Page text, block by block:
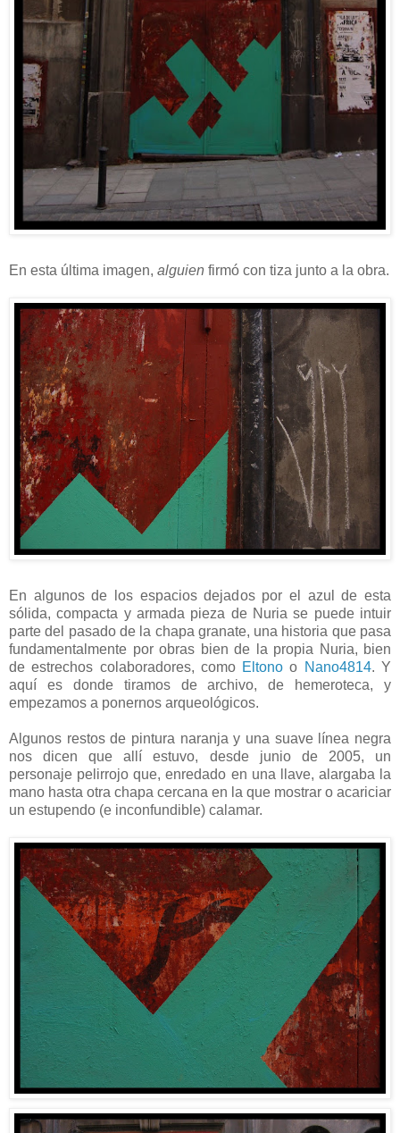
En esta última imagen, alguien firmó con tiza junto a la obra.
En algunos de los espacios dejados por el azul de esta
sólida, compacta y armada pieza de Nuria se puede intuir
parte del pasado de la chapa granate, una historia que pasa
fundamentalmente por obras bien de la propia Nuria, bien
de estrechos colaboradores, como Eltono o Nano4814. Y
aquí es donde tiramos de archivo, de hemeroteca, y
empezamos a ponernos arqueológicos.
Algunos restos de pintura naranja y una suave línea negra
nos dicen que allí estuvo, desde junio de 2005, un
personaje pelirrojo que, enredado en una llave, alargaba la
mano hasta otra chapa cercana en la que mostrar o acariciar
un estupendo (e inconfundible) calamar.